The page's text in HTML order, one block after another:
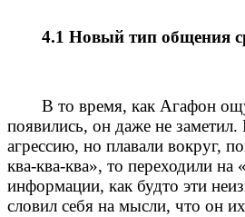
4.1 Новый тип общения
В то время, как Агафон
появились, он даже не
агрессию, но плавали вокруг,
ква-ква-ква», то переходили
информации, как будто эти
словил себя на мысли, что он